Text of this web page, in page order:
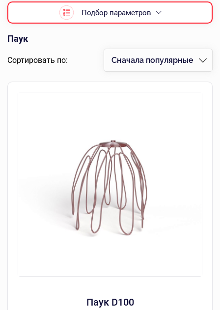
Подбор параметров
Паук
Сортировать по: Сначала популярные
Паук D100